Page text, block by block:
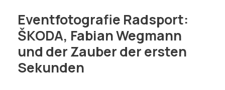
Eventfotografie Radsport:
ŠKODA, Fabian Wegmann
und der Zauber der ersten
Sekunden​​